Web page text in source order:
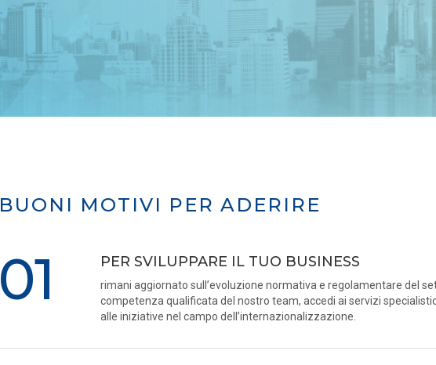
BUONI MOTIVI PER ADERIRE
01 PER SVILUPPARE IL TUO BUSINESS
rimani aggiornato sull’evoluzione normativa e regolamentare del
competenza qualificata del nostro team, accedi ai servizi
alle iniziative nel campo dell’internazionalizzazione.